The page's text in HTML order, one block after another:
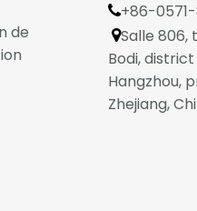
de
+86-
Salle 806,
Bodi,
Hangzhou,
Zhejiang,